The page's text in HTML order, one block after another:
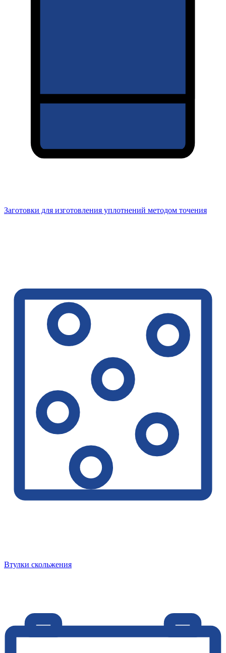
Заготовки для изготовления уплотнений методом точения
Втулки скольжения